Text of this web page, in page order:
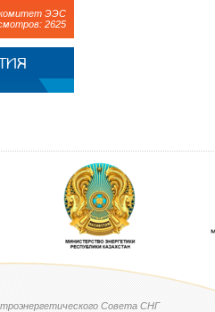
комитет ЭЭС
2625
Совета СНГ